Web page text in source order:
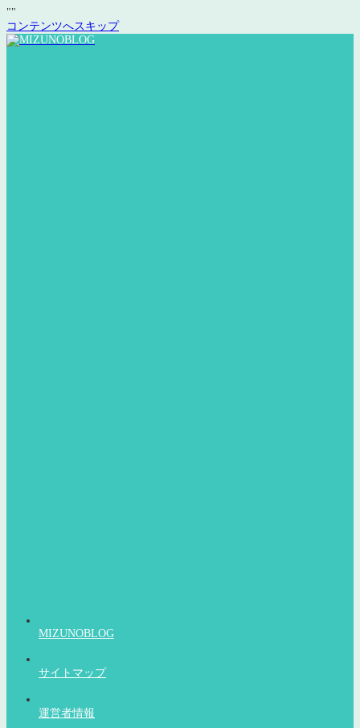
""
コンテンツへスキップ
MIZUNOBLOG
サイトマップ
運営者情報